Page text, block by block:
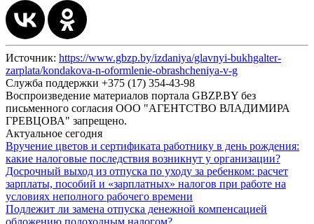
Источник: https://www.gbzp.by/izdaniya/glavnyi-bukhgalter-
zarplata/kondakova-n-oformlenie-obrashcheniya-v-g
Служба поддержки +375 (17) 354-43-98
Воспроизведение материалов портала GBZP.BY без
письменного согласия OOO "АГЕНТСТВО ВЛАДИМИРА
ГРЕВЦОВА" запрещено.
Актуальное сегодня
Вручение цветов и сертификата работнику в день рождения:
какие налоговые последствия возникнут у организации?
Досрочный выход из отпуска по уходу за ребенком: расчет
зарплаты, пособий и «зарплатных» налогов при работе на
условиях неполного рабочего времени
Подлежит ли замена отпуска денежной компенсацией
обложению подоходным налогом?